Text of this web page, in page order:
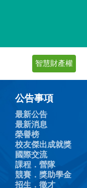
智慧財產權
公告事項
最新公告
最新消息
榮譽榜
校友傑出成就獎
國際交流
課程．營隊
競賽．獎助學金
招生．徵才